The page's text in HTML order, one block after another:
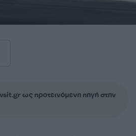
ως προτεινόμενη πηγή στην